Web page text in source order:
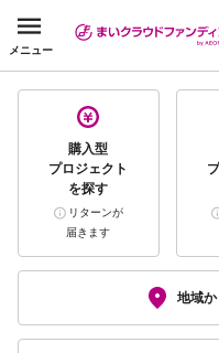
メニュー
購入型
プロジェクト
を探す
リターンが
届きます
地域か